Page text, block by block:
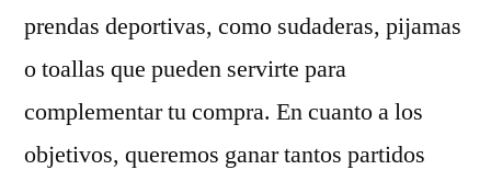
prendas deportivas, como sudaderas, pijamas
o toallas que pueden servirte para
complementar tu compra. En cuanto a los
objetivos, queremos ganar tantos partidos